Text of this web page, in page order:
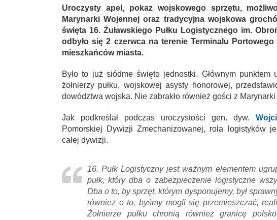
Uroczysty apel, pokaz wojskowego sprzętu,
Marynarki Wojennej oraz tradycyjna wojskowa
święta 16. Żuławskiego Pułku Logistycznego im.
odbyło się 2 czerwca na terenie Terminalu
mieszkańców miasta.
Było to już siódme święto jednostki. Głównym punktem
żołnierzy pułku, wojskowej asysty honorowej,
dowództwa wojska. Nie zabrakło również gości z
Jak podkreślał podczas uroczystości gen. dyw.
Pomorskiej Dywizji Zmechanizowanej, rola logistyków
całej dywizji.
16. Pułk Logistyczny jest ważnym elementem
pułk, który dba o zabezpieczenie logistyczne
Dba o to, by sprzęt, którym dysponujemy, był
również o to, byśmy mogli się przemieszczać,
Żołnierze pułku chronią również granicę